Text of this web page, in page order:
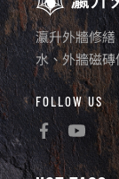
瀛升外牆修
水、外牆磁磚
FOLLOW US